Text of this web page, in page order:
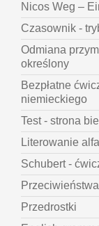
Nicos Weg –
Czasownik -
Odmiana
określony
Bezpłatne
niemieckiego
Test - strona
Literowanie
Schubert -
Przeciwieństwa
Przedrostki